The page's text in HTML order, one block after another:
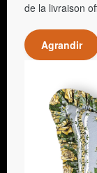
de la livraison
Agrandir